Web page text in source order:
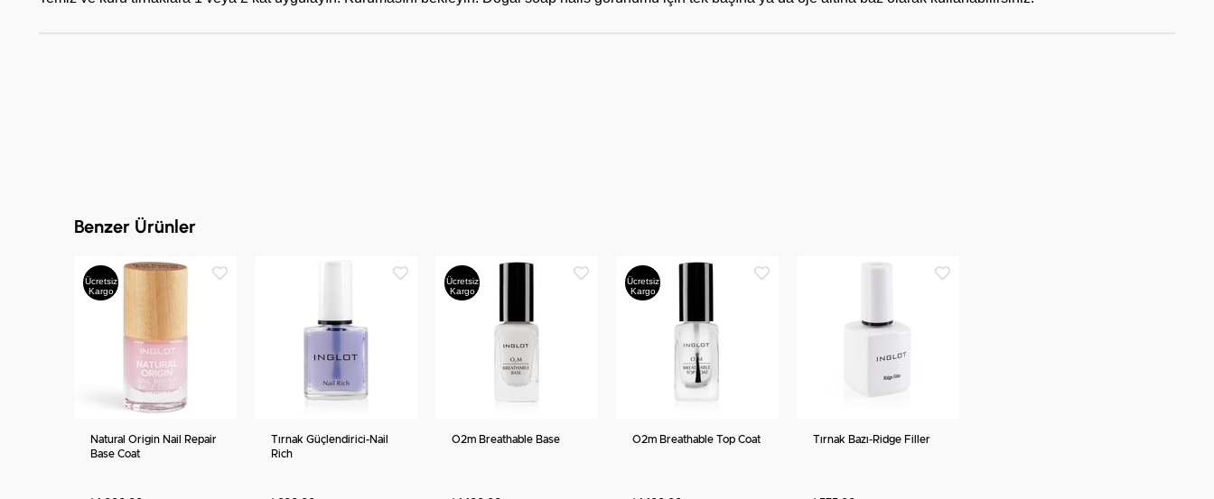
Benzer Ürünler
Ücretsiz
Kargo
Natural Origin Nail Repair
Base Coat
Tırnak Güçlendirici-Nail
Rich
Ücretsiz
Kargo
O2m Breathable Base
Ücretsiz
Kargo
O2m Breathable Top Coat Tırnak Bazı-Ridge Filler